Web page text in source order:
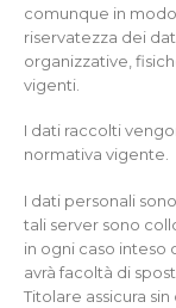
comunque in
riservatezza dei
organizzative,
vigenti.
I dati raccolti
normativa vigente.
I dati personali
tali server sono
in ogni caso inteso
avrà facoltà di
Titolare assicura